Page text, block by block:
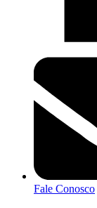
Fale Conosco